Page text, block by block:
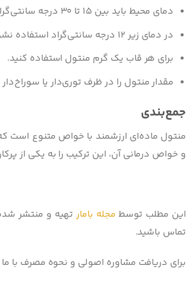
دمای محیط باید بین 15 تا 30 درجه سانتی‌گراد باشد.
در دمای زیر 12 درجه سانتی‌گراد استفاده نشود.
برای هر قاب یک گرم منتول استفاده کنید.
مقدار منتول را در ظرف توری‌دار یا
جمع‌بندی
منتول ماده‌ای ارزشمند با خواص متنوع است
و خواص درمانی آن، این ترکیب را به یکی از
این مطلب توسط مجله بامار تهیه و منتشر
تماس باشید.
برای دریافت مشاوره اصولی و نحوه مصرف با